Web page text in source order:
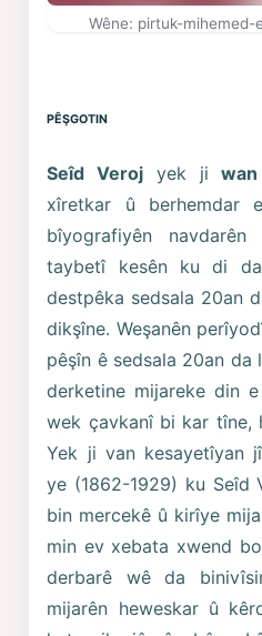
Wêne: pirtuk-
PÊŞGOTIN
Seîd Veroj yek jiwan
xîretkar û
bîyografiyên
taybetî kesên ku di
destpêka sedsala 20an
dikşîne. Weşanên
pêşîn ê sedsala 20an
derketine mijareke din
wek çavkanî bi kar tîne,
Yek ji van kesayetîyan
ye (1862-1929) ku Seîd
bin mercekê û kirîye
min ev xebata xwend
derbarê wê da
mijarên heweskar û